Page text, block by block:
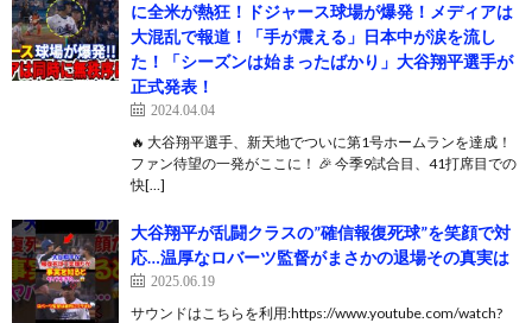
に全米が熱狂！ドジャース球場が爆発！メディアは
大混乱で報道！「手が震える」日本中が涙を流し
た！「シーズンは始まったばかり」大谷翔平選手が
正式発表！
2024.04.04
🔥 大谷翔平選手、新天地でついに第1号ホームランを達成！
ファン待望の一発がここに！ 🎉 今季9試合目、41打席目での
快[…]
大谷翔平が乱闘クラスの”確信報復死球”を笑顔で対
応…温厚なロバーツ監督がまさかの退場その真実は
2025.06.19
サウンドはこちらを利用:https://www.youtube.com/watch?